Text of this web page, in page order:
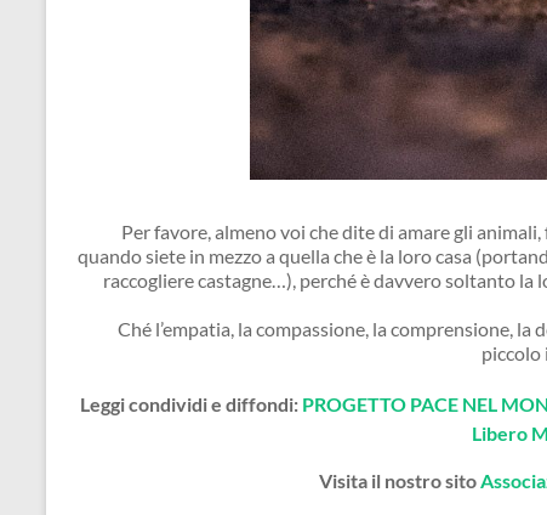
Per favore, almeno voi che dite di amare gli
quando siete in mezzo a quella che è la loro casa
raccogliere castagne…), perché è davvero soltanto
Ché l’empatia, la compassione, la comprensione, la
piccolo
Leggi condividi e diffondi: PROGETTO PACE NEL
Libero
Visita il nostro sito